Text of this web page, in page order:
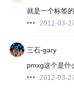
就是一个标签
2012-03-
三石-gary
pmxg这个是什
2012-03-